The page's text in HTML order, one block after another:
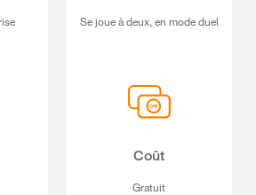
Se joue à deux, en mode duel
Coût
Gratuit